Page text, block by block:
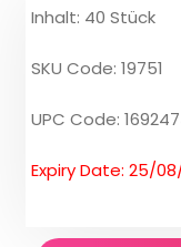
Inhalt: 40 Stück
SKU Code: 19751
UPC Code:
Expiry Date: 25/